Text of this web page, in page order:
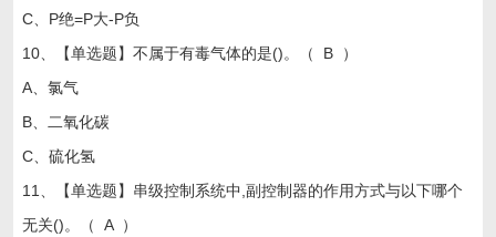
C、P绝=P大-P负
10、【单选题】不属于有毒气体的是()。（ B ）
A、氯气
B、二氧化碳
C、硫化氢
11、【单选题】串级控制系统中,副控制器的作用方式与以下哪个
无关()。（ A ）